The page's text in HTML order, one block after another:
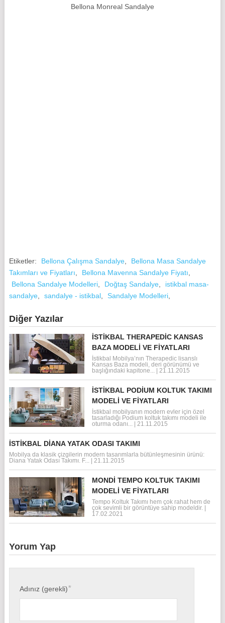
Bellona Monreal Sandalye
Etiketler: Bellona Çalışma Sandalye,
Bellona Masa Sandalye
Takımları ve Fiyatları, Bellona Mavenna Sandalye Fiyatı,
Bellona Sandalye Modelleri, Doğtaş Sandalye,
istikbal masa-
sandalye, sandalye - istikbal, Sandalye Modelleri,
Diğer Yazılar
İSTIKBAL THERAPEDIC KANSAS
BAZA MODELI VE FIYATLARI
İstikbal Mobilya’nın Therapedic lisanslı
Kansas Baza modeli, deri görünümü ve
başlığındaki kapitone...| 21.11.2015
İSTIKBAL PODIUM KOLTUK TAKIMI
MODELI VE FIYATLARI
İstikbal mobilyanın modern evler için özel
tasarladığı Podium koltuk takımı modeli ile
oturma odanı...| 21.11.2015
İSTIKBAL DIANA YATAK ODASI TAKIMI
Mobilya da klasik çizgilerin modern tasarımlarla bütünleşmesinin ürünü:
Diana Yatak Odası Takımı. F...| 21.11.2015
MONDI TEMPO KOLTUK TAKIMI
MODELI VE FIYATLARI
Tempo Koltuk Takımı hem çok rahat hem de
çok sevimli bir görüntüye sahip modeldir.
17.02.2021
Yorum Yap
Adınız (gerekli)*